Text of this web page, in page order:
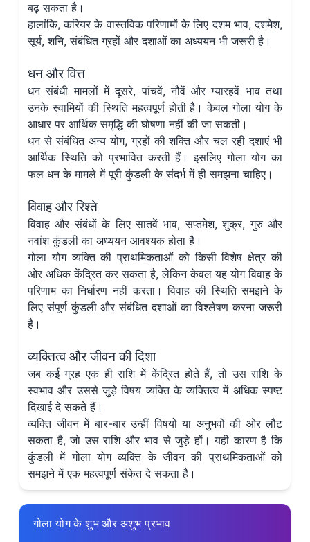
बढ़ सकता है।
हालांकि, करियर के वास्तविक परिणामों के लिए दशम भाव, दशमेश,
सूर्य, शनि, संबंधित ग्रहों और दशाओं का अध्ययन भी जरूरी है।
धन और वित्त
धन संबंधी मामलों में दूसरे, पांचवें, नौवें और ग्यारहवें भाव तथा
उनके स्वामियों की स्थिति महत्वपूर्ण होती है। केवल गोला योग के
आधार पर आर्थिक समृद्धि की घोषणा नहीं की जा सकती।
धन से संबंधित अन्य योग, ग्रहों की शक्ति और चल रही दशाएं भी
आर्थिक स्थिति को प्रभावित करती हैं। इसलिए गोला योग का
फल धन के मामले में पूरी कुंडली के संदर्भ में ही समझना चाहिए।
विवाह और रिश्ते
विवाह और संबंधों के लिए सातवें भाव, सप्तमेश, शुक्र, गुरु और
नवांश कुंडली का अध्ययन आवश्यक होता है।
गोला योग व्यक्ति की प्राथमिकताओं को किसी विशेष क्षेत्र की
ओर अधिक केंद्रित कर सकता है, लेकिन केवल यह योग विवाह के
परिणाम का निर्धारण नहीं करता। विवाह की स्थिति समझने के
लिए संपूर्ण कुंडली और संबंधित दशाओं का विश्लेषण करना जरूरी
है।
व्यक्तित्व और जीवन की दिशा
जब कई ग्रह एक ही राशि में केंद्रित होते हैं, तो उस राशि के
स्वभाव और उससे जुड़े विषय व्यक्ति के व्यक्तित्व में अधिक स्पष्ट
दिखाई दे सकते हैं।
व्यक्ति जीवन में बार-बार उन्हीं विषयों या अनुभवों की ओर लौट
सकता है, जो उस राशि और भाव से जुड़े हों। यही कारण है कि
कुंडली में गोला योग व्यक्ति के जीवन की प्राथमिकताओं को
समझने में एक महत्वपूर्ण संकेत दे सकता है।
गोला योग के शुभ और अशुभ प्रभाव